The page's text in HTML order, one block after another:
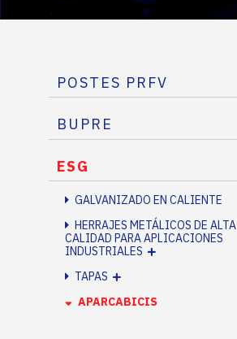
POSTES PRFV
BUPRE
ESG
GALVANIZADO EN CALIENTE
HERRAJES METÁLICOS DE ALTA
CALIDAD PARA APLICACIONES
INDUSTRIALES
TAPAS
APARCABICIS